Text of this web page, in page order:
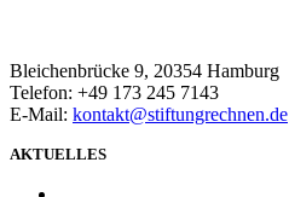
Bleichenbrücke 9, 20354 Hamburg
Telefon: +49 173 245 7143
E-Mail: kontakt@stiftungrechnen.de
AKTUELLES